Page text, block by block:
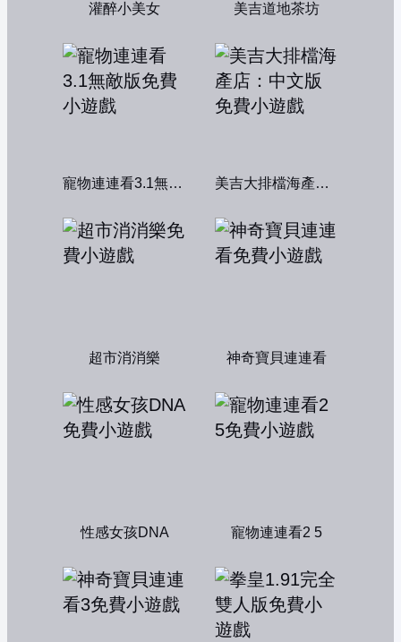
灌醉小美女 美吉道地茶坊
寵物連連看3.1無敵版 美吉大排檔海產店：中文版
超市消消樂 神奇寶貝連連看
性感女孩DNA 寵物連連看2 5